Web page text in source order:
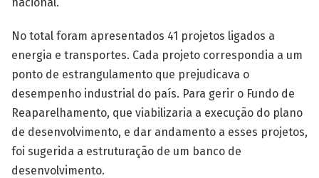
No total foram apresentados 41 projetos ligados a
energia e transportes. Cada projeto correspondia a um
ponto de estrangulamento que prejudicava o
desempenho industrial do país. Para gerir o Fundo de
Reaparelhamento, que viabilizaria a execução do plano
de desenvolvimento, e dar andamento a esses projetos,
foi sugerida a estruturação de um banco de
desenvolvimento.